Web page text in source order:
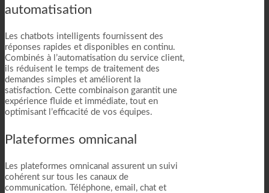
automatisation
Les chatbots intelligents fournissent des
réponses rapides et disponibles en continu.
Combinés à l’automatisation du service client,
ils réduisent le temps de traitement des
demandes simples et améliorent la
satisfaction. Cette combinaison garantit une
expérience fluide et immédiate, tout en
optimisant l’efficacité de vos équipes.
Plateformes omnicanal
Les plateformes omnicanal assurent un suivi
cohérent sur tous les canaux de
communication. Téléphone, email, chat et